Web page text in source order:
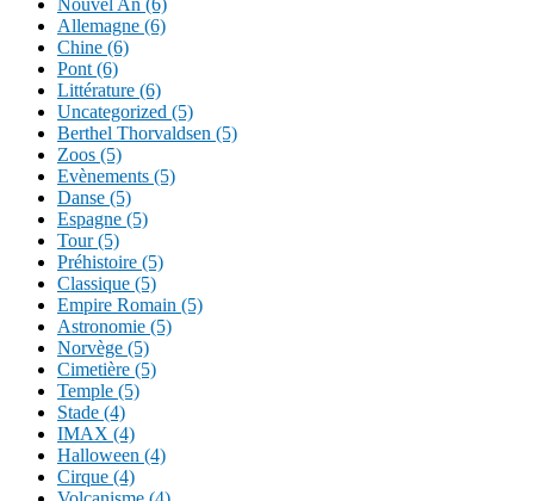
Nouvel An (6)
Allemagne (6)
Chine (6)
Pont (6)
Littérature (6)
Uncategorized (5)
Berthel Thorvaldsen (5)
Zoos (5)
Evènements (5)
Danse (5)
Espagne (5)
Tour (5)
Préhistoire (5)
Classique (5)
Empire Romain (5)
Astronomie (5)
Norvège (5)
Cimetière (5)
Temple (5)
Stade (4)
IMAX (4)
Halloween (4)
Cirque (4)